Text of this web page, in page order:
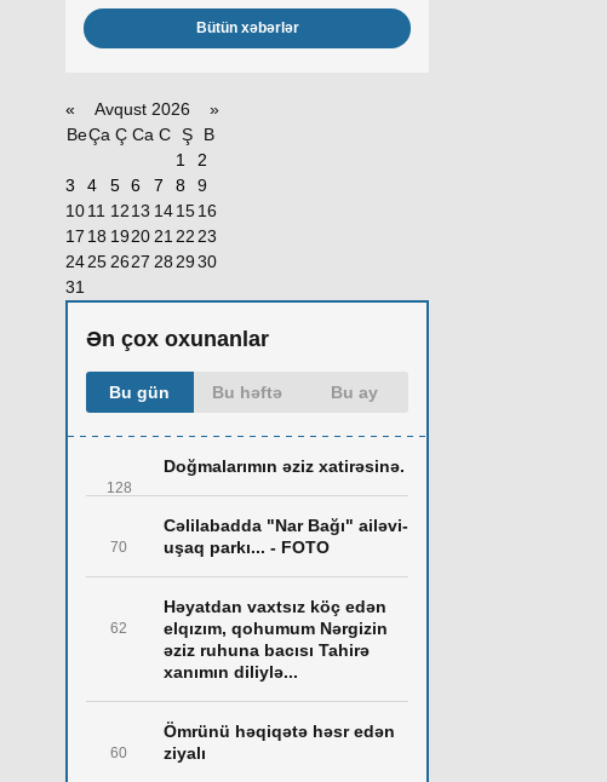
Bütün xəbərlər
« Avqust 2026 »
BeÇa Ç Ca C Ş
B
1
2
3
4 5 6 7 8
9
1011 1213 141516
17 18 1920 21 22 23
2425 2627 28 2930
31
Ən çox oxunanlar
Bu gün Bu həftə Bu ay
128
Doğmalarımın əziz xatirəsinə.
70
Cəlilabadda "Nar Bağı" ailəvi-
uşaq parkı... - FOTO
62
Həyatdan vaxtsız köç edən
elqızım, qohumum Nərgizin
əziz ruhuna bacısı Tahirə
xanımın diliylə...
60
Ömrünü həqiqətə həsr edən
ziyalı